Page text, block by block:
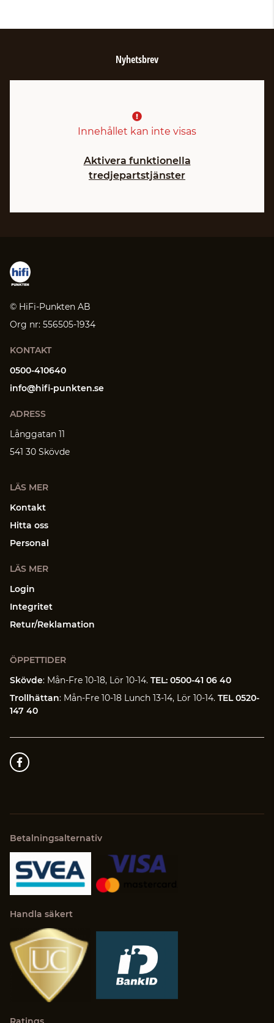
Nyhetsbrev
Innehållet kan inte visas
Aktivera funktionella
tredjepartstjänster
© HiFi-Punkten AB
Org nr: 556505-1934
KONTAKT
0500-410640
info@hifi-punkten.se
ADRESS
Långgatan 11
541 30 Skövde
LÄS MER
Kontakt
Hitta oss
Personal
LÄS MER
Login
Integritet
Retur/Reklamation
ÖPPETTIDER
Skövde: Mån-Fre 10-18, Lör 10-14. TEL: 0500-41 06 40
Trollhättan: Mån-Fre 10-18 Lunch 13-14, Lör 10-14. TEL 0520-
147 40
Betalningsalternativ
Handla säkert